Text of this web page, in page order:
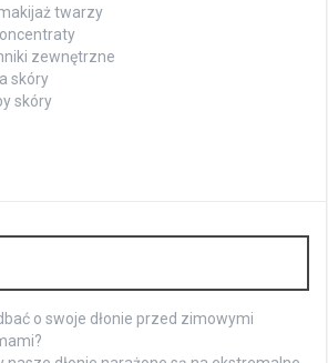
twarzy
zewnętrzne
skóry
skóry
o swoje dłonie przed zimowymi